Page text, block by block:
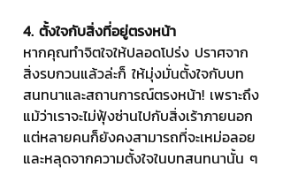
4. ตั้งใจกับสิ่งที่อยู่ตรงหน้า
หากคุณทำจิตใจให้ปลอดโปร่ง ปราศจาก
สิ่งรบกวนแล้วล่ะก็ ให้มุ่งมั่นตั้งใจกับบท
สนทนาและสถานการณ์ตรงหน้า! เพราะถึง
แม้ว่าเราจะไม่ฟุ้งซ่านไปกับสิ่งเร้าภายนอก
แต่หลายคนก็ยังคงสามารถที่จะเหม่อลอย
และหลุดจากความตั้งใจในบทสนทนานั้น ๆ